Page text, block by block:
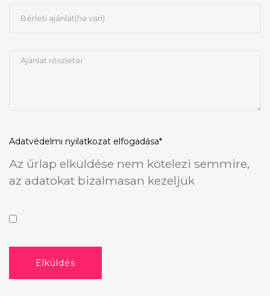
Adatvédelmi nyilatkozat elfogadása*
Az űrlap elküldése nem kötelezi semmire,
az adatokat bizalmasan kezeljük
Elküldés